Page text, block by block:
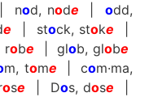
nod, node |odd,
e | stock, stoke
robe | glob, globe
m, tome | com·ma,
ose | Dos, dose